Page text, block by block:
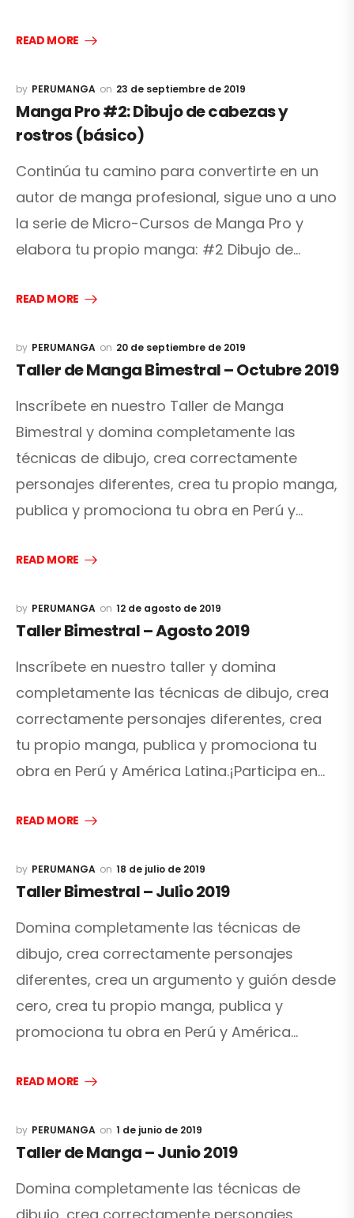
READ MORE
PERUMANGA 23 de septiembre de 2019
Manga Pro #2: Dibujo de cabezas y
rostros (básico)
Continúa tu camino para convertirte en un
autor de manga profesional, sigue uno a uno
la serie de Micro-Cursos de Manga Pro y
elabora tu propio manga: #2 Dibujo de…
READ MORE
PERUMANGA 20 de septiembre de 2019
Taller de Manga Bimestral – Octubre 2019
Inscríbete en nuestro Taller de Manga
Bimestral y domina completamente las
técnicas de dibujo, crea correctamente
personajes diferentes, crea tu propio manga,
publica y promociona tu obra en Perú y…
READ MORE
PERUMANGA 12 de agosto de 2019
Taller Bimestral – Agosto 2019
Inscríbete en nuestro taller y domina
completamente las técnicas de dibujo, crea
correctamente personajes diferentes, crea
tu propio manga, publica y promociona tu
obra en Perú y América Latina.¡Participa en…
READ MORE
PERUMANGA 18 de julio de 2019
Taller Bimestral – Julio 2019
Domina completamente las técnicas de
dibujo, crea correctamente personajes
diferentes, crea un argumento y guión desde
cero, crea tu propio manga, publica y
promociona tu obra en Perú y América…
READ MORE
PERUMANGA 1 de junio de 2019
Taller de Manga – Junio 2019
Domina completamente las técnicas de